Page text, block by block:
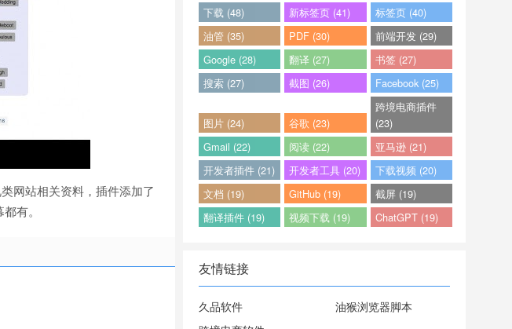
网站相关资料，插件添加了
有。
下载 (48)
新标签页 (41)
标签页 (40)
油管 (35)
PDF (30)
前端开发 (29)
Google (28)
翻译 (27)
书签 (27)
搜索 (27)
截图 (26) Facebook (25)
图片 (24) 谷歌 (23)
跨境电商插件
(23)
Gmail (22)
阅读 (22)
亚马逊 (21)
开发者插件 (21)
开发者工具 (20)
下载视频 (20)
文档 (19)
GitHub (19)
截屏 (19)
翻译插件 (19)
视频下载 (19) ChatGPT (19)
友情链接
久品软件
油猴浏览器脚本